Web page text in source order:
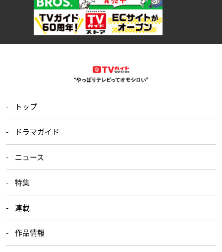
トップ
ドラマガイド
ニュース
特集
連載
作品情報